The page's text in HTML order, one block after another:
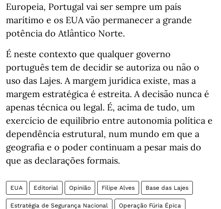
Europeia, Portugal vai ser sempre um país
marítimo e os EUA vão permanecer a grande
potência do Atlântico Norte.
É neste contexto que qualquer governo
português tem de decidir se autoriza ou não o
uso das Lajes. A margem jurídica existe, mas a
margem estratégica é estreita. A decisão nunca é
apenas técnica ou legal. É, acima de tudo, um
exercício de equilíbrio entre autonomia política e
dependência estrutural, num mundo em que a
geografia e o poder continuam a pesar mais do
que as declarações formais.
EUA Editorial Opinião Filipe Alves Base das Lajes
Estratégia de Segurança Nacional Operação Fúria Épica